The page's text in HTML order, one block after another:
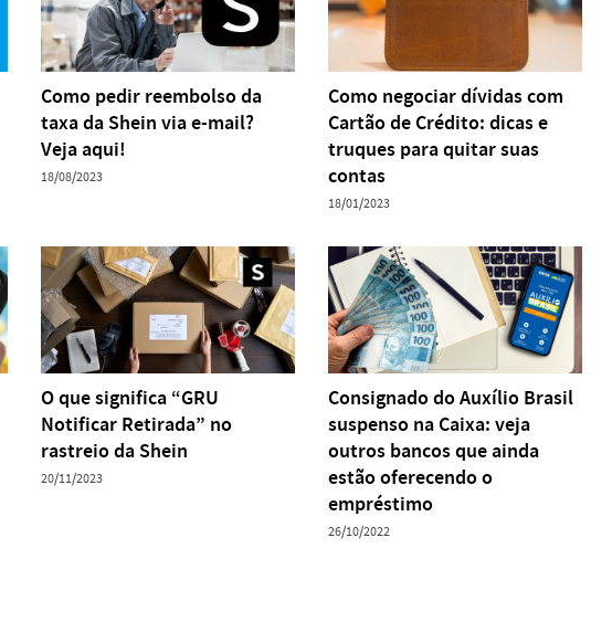
Como pedir reembolso da
taxa da Shein via e-mail?
Veja aqui!
18/08/2023
Como negociar dívidas com
Cartão de Crédito: dicas e
truques para quitar suas
contas
18/01/2023
O que significa “GRU
Notificar Retirada” no
rastreio da Shein
20/11/2023
Consignado do Auxílio Brasil
suspenso na Caixa: veja
outros bancos que ainda
estão oferecendo o
empréstimo
26/10/2022